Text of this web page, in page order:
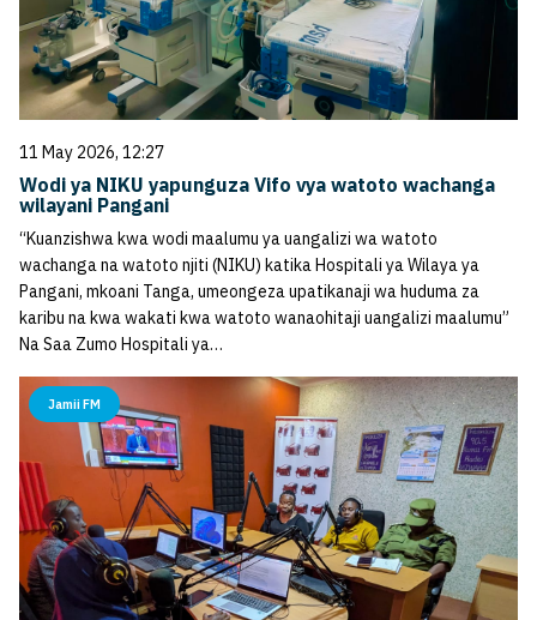
11 May 2026, 12:27
Wodi ya NIKU yapunguza Vifo vya watoto wachanga
wilayani Pangani
“Kuanzishwa kwa wodi maalumu ya uangalizi wa watoto
wachanga na watoto njiti (NIKU) katika Hospitali ya Wilaya ya
Pangani, mkoani Tanga, umeongeza upatikanaji wa huduma za
karibu na kwa wakati kwa watoto wanaohitaji uangalizi maalumu”
Na Saa Zumo Hospitali ya…
Jamii FM